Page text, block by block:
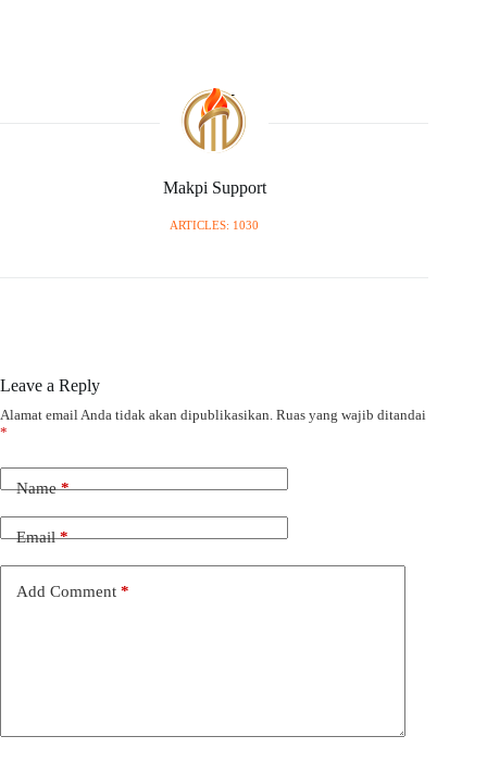
Makpi Support
ARTICLES: 1030
Leave a Reply
Alamat email Anda tidak akan dipublikasikan. Ruas yang wajib ditandai
*
Name*
Email*
Add Comment *